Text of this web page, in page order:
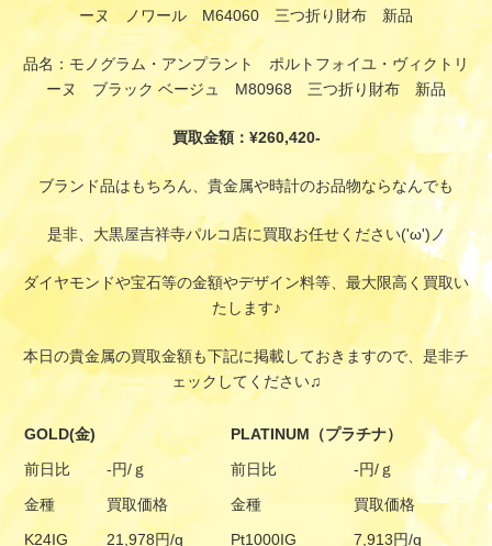
ーヌ ノワール M64060 三つ折り財布 新品
品名：モノグラム・アンプラント ポルトフォイユ・ヴィクトリ
ーヌ ブラック ベージュ M80968 三つ折り財布 新品
買取金額：¥260,420-
ブランド品はもちろん、貴金属や時計のお品物ならなんでも
是非、大黒屋吉祥寺パルコ店に買取お任せください('ω')ノ
ダイヤモンドや宝石等の金額やデザイン料等、最大限高く買取い
たします♪
本日の貴金属の買取金額も下記に掲載しておきますので、是非チ
ェックしてください♫
GOLD(金)
PLATINUM（プラチナ）
前日比
-円/ｇ 前日比
-円/ｇ
金種
買取価格 金種
買取価格
K24IG
21,978円/g Pt1000IG
7,913円/g